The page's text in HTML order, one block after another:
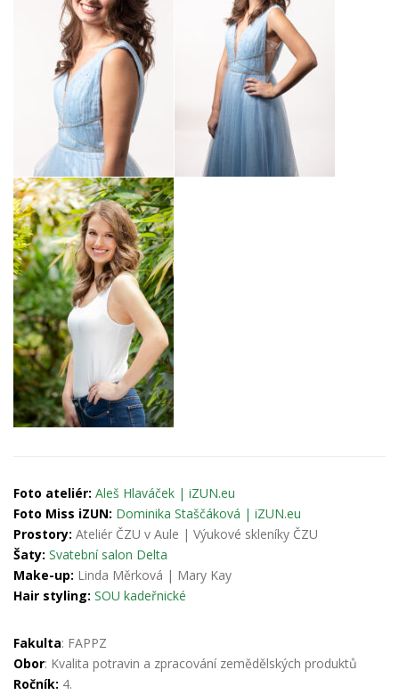
Foto ateliér: Aleš Hlaváček | iZUN.eu
Foto Miss iZUN: Dominika Staščáková | iZUN.eu
Prostory: Ateliér ČZU v Aule | Výukové skleníky ČZU
Šaty: Svatební salon Delta
Make-up: Linda Měrková | Mary Kay
Hair styling: SOU kadeřnické
Fakulta: FAPPZ
Obor: Kvalita potravin a zpracování zemědělských produktů
Ročník: 4.